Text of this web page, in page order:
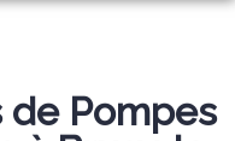
de Pompes